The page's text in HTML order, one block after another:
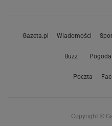
Gazeta.pl Wiadomości
Buzz Pogoda
Poczta
Copyright ©